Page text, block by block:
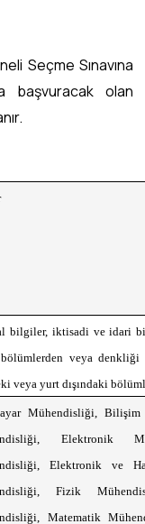
Seçme Sınavına
başvuracak olan
bilgiler, iktisadi ve idari
bölümlerden veya
veya yurt dışındaki
Mühendisliği,
Elektronik
Elektronik ve
Fizik
Matematik